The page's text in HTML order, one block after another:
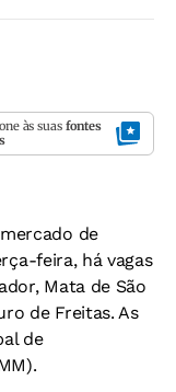
às suas fontes
de
feira, há vagas
Mata de São
de Freitas. As
de